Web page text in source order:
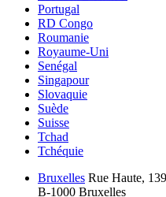
Portugal
RD Congo
Roumanie
Royaume-Uni
Senégal
Singapour
Slovaquie
Suède
Suisse
Tchad
Tchéquie
Bruxelles Rue Haute,
B-1000 Bruxelles